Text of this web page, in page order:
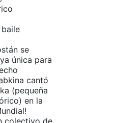
se
única para
cantó
(pequeña
en la
colectivo de